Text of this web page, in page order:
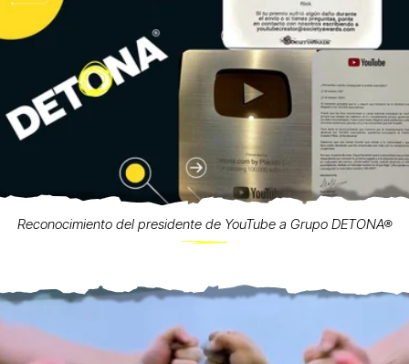
Reconocimiento del presidente de YouTube a Grupo DETONA®